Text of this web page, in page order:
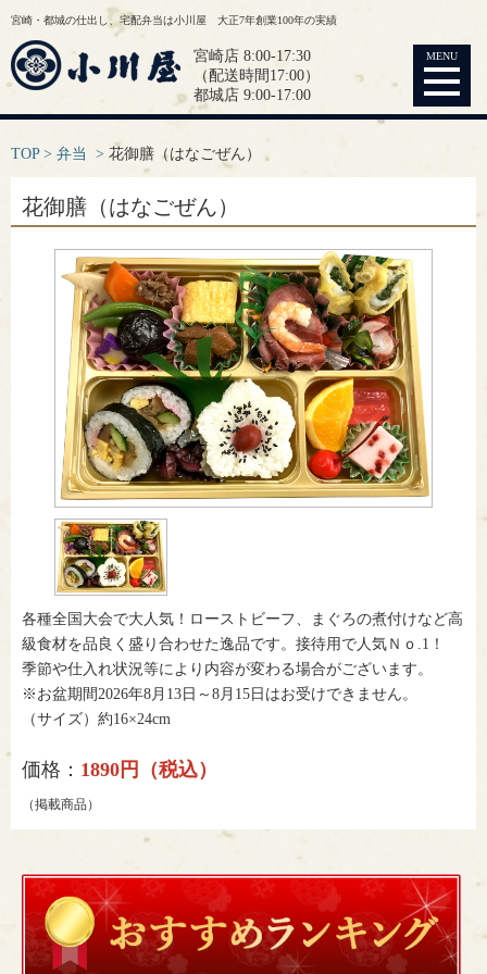
宮崎・都城の仕出し、宅配弁当は小川屋 大正7年創業100年の実績
宮崎店 8:00-17:30
（配送時間17:00）
都城店 9:00-17:00
MENU
TOP 弁当 花御膳（はなごぜん）
花御膳（はなごぜん）
各種全国大会で大人気！ローストビーフ、まぐろの煮付けなど高
級食材を品良く盛り合わせた逸品です。接待用で人気Ｎｏ.1！
季節や仕入れ状況等により内容が変わる場合がございます。
※お盆期間2026年8月13日～8月15日はお受けできません。
（サイズ）約16×24cm
価格： 1890円（税込）
（掲載商品）